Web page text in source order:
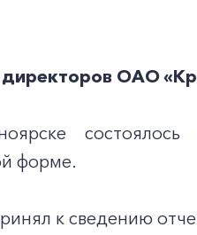
ОАО
состоялось
форме.
к сведению